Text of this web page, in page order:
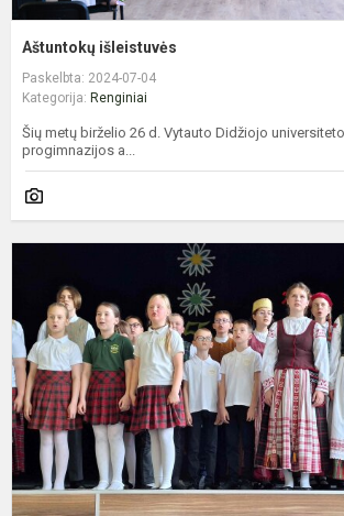
Aštuntokų išleistuvės
Paskelbta: 2024-07-04
Kategorija: Renginiai
Šių metų birželio 26 d. Vytauto Didžiojo
progimnazijos a...